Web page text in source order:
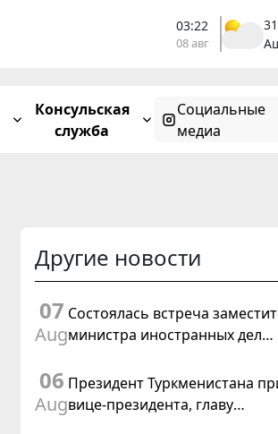
03:22
08 авг
Консульская
служба
Социальные
медиа
Другие новости
07
Aug
Состоялась встреча
министра иностранных дел
поверенным в делах США в
Туркменистане
06
Aug
Президент Туркменистана
вице-президента, главу